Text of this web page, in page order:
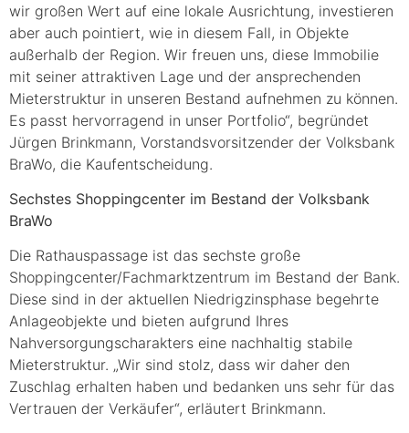
wir großen Wert auf eine lokale Ausrichtung, investieren
aber auch pointiert, wie in diesem Fall, in Objekte
außerhalb der Region. Wir freuen uns, diese Immobilie
mit seiner attraktiven Lage und der ansprechenden
Mieterstruktur in unseren Bestand aufnehmen zu können.
Es passt hervorragend in unser Portfolio“, begründet
Jürgen Brinkmann, Vorstandsvorsitzender der Volksbank
BraWo, die Kaufentscheidung.
Sechstes Shoppingcenter im Bestand der Volksbank
BraWo
Die Rathauspassage ist das sechste große
Shoppingcenter/Fachmarktzentrum im Bestand der Bank.
Diese sind in der aktuellen Niedrigzinsphase begehrte
Anlageobjekte und bieten aufgrund Ihres
Nahversorgungscharakters eine nachhaltig stabile
Mieterstruktur. „Wir sind stolz, dass wir daher den
Zuschlag erhalten haben und bedanken uns sehr für das
Vertrauen der Verkäufer“, erläutert Brinkmann.